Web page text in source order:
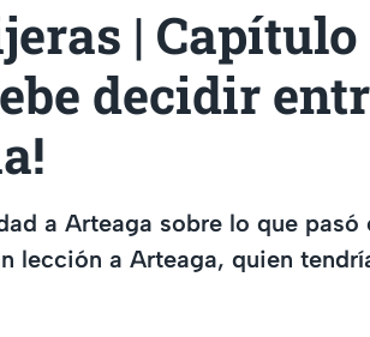
| Capítulo
decidir
a Arteaga sobre lo que pasó
lección a Arteaga, quien